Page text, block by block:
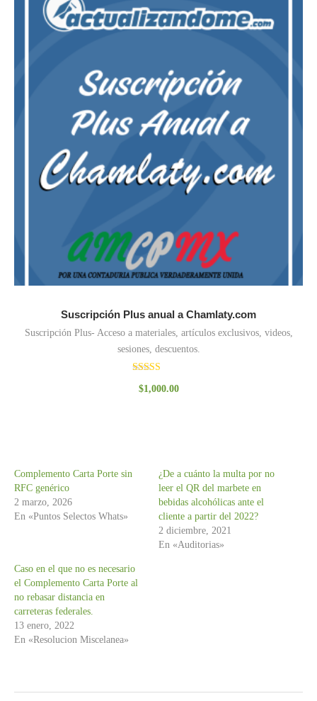
Suscripción Plus anual a Chamlaty.com
Suscripción Plus- Acceso a materiales, artículos exclusivos, videos,
sesiones, descuentos.
con
$1,000.00
Complemento Carta Porte sin
RFC genérico
2 marzo, 2026
En «Puntos Selectos Whats»
¿De a cuánto la multa por no
leer el QR del marbete en
bebidas alcohólicas ante el
cliente a partir del 2022?
2 diciembre, 2021
En «Auditorias»
Caso en el que no es necesario
el Complemento Carta Porte al
no rebasar distancia en
carreteras federales.
13 enero, 2022
En «Resolucion Miscelanea»